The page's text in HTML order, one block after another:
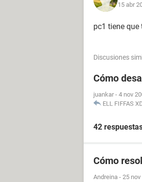
15 abr
pc1 tiene
Discusiones
Cómo
juankar - 4 nov
ELL FIFFAS
42
Cómo
Andreina - 25